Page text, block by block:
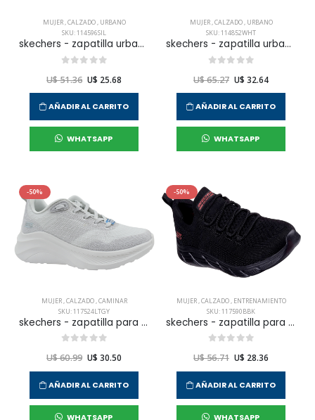
MUJER,CALZADO, URBANO
SKU: 114596SIL
skechers - zapatilla urbana bobs billie para mujer
U$ 51.36 U$ 25.68
AÑADIR AL CARRITO
WHATSAPP
MUJER,CALZADO, URBANO
SKU: 114852WHT
skechers - zapatilla urbana bcute court para mujer
U$ 65.27 U$ 32.64
AÑADIR AL CARRITO
WHATSAPP
-50%
MUJER,CALZADO,CAMINAR
SKU: 117524LTGY
skechers - zapatilla para caminar bobs chaos hi para mujer
U$ 60.99 U$ 30.50
AÑADIR AL CARRITO
WHATSAPP
-50%
MUJER,CALZADO, ENTRENAMIENTO
SKU: 117590BBK
skechers - zapatilla para entrenamiento bobs b flex lo para mujer
U$ 56.71 U$ 28.36
AÑADIR AL CARRITO
WHATSAPP